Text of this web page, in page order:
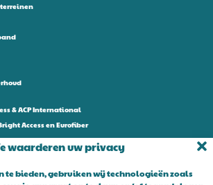
waarderen uw privacy
te bieden, gebruiken wij technologieën zoals
& ACP International
Access en Eurofiber